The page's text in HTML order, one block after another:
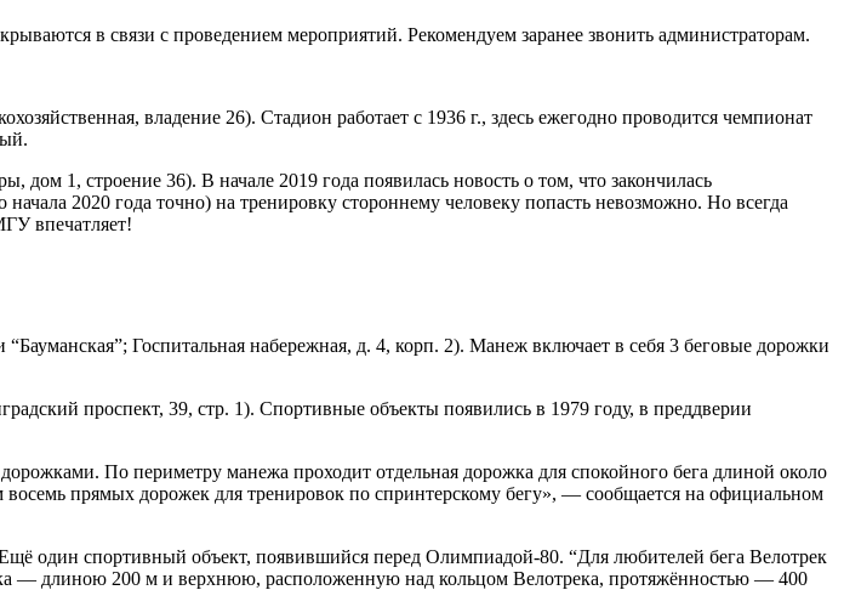
в связи с проведением мероприятий. Рекомендуем заранее звонить администраторам.
владение 26). Стадион работает с 1936 г., здесь ежегодно проводится чемпионат
1, строение 36). В начале 2019 года появилась новость о том, что закончилась
2020 года точно) на тренировку стороннему человеку попасть невозможно. Но всегда
впечатляет!
Госпитальная набережная, д. 4, корп. 2). Манеж включает в себя 3 беговые дорожки
проспект, 39, стр. 1). Спортивные объекты появились в 1979 году, в преддверии
По периметру манежа проходит отдельная дорожка для спокойного бега длиной около
прямых дорожек для тренировок по спринтерскому бегу», — сообщается на официальном
один спортивный объект, появившийся перед Олимпиадой-80. “Для любителей бега Велотрек
— длиною 200 м и верхнюю, расположенную над кольцом Велотрека, протяжённостью — 400